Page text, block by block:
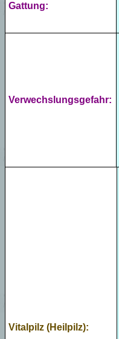
Gattung:
Verwechslungsgefahr:
Vitalpilz (Heilpilz):